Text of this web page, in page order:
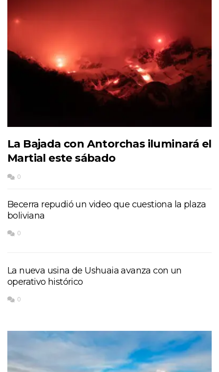
La Bajada con Antorchas iluminará el
Martial este sábado
0
Becerra repudió un video que cuestiona la plaza
boliviana
0
La nueva usina de Ushuaia avanza con un
operativo histórico
0